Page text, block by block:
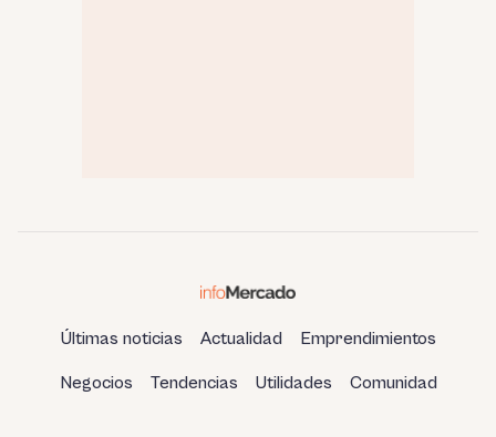
Últimas noticias Actualidad Emprendimientos
Negocios Tendencias Utilidades Comunidad